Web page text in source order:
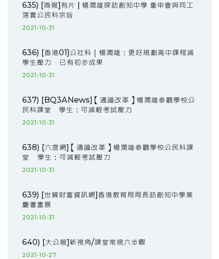
635) [商報]有片 | 楊潤雄探訪創知中學 重申會與同工
落實公民科宗旨
2021-10-31
636) [香港01]公社科｜楊潤雄：更好規劃高中課程減
學生壓力 已有初步成果
2021-10-31
637) [BQ3ANews]【通識改革】楊潤雄參觀學校公
民科課堂 學生：可減輕考試壓力
2021-10-31
638) [六度網]【通識改革】楊潤雄參觀學校公民科課
堂 學生：可減輕考試壓力
2021-10-31
639) [世貿財富資訊網]香港教育局局長訪創知中學黨
慶書畫展
2021-10-31
640) [大公報]新視角/課堂常規六步驟
2021-10-27